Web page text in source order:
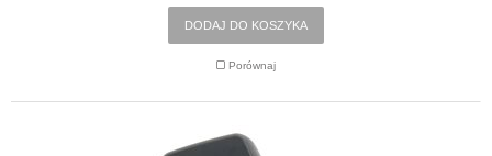
DODAJ DO KOSZYKA
Porównaj